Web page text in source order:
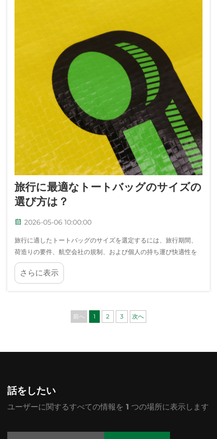
旅行に最適なトートバッグのサイズの
選び方は？
2026-05-06 10:00:00
旅行に適したトートバッグのサイズを選定するには、旅行期間、
荷造りの要件、航空会社の規制、および個人の持ち運び快適性を
戦略的に評価する必要があります。カジュアルな買い物や日常の
通勤とは異なり、旅行では…
さらに表示
前へ 1 2 3 次へ
話をしたい
ユーザーに関するすべての情報を 1 つの場所に表示します